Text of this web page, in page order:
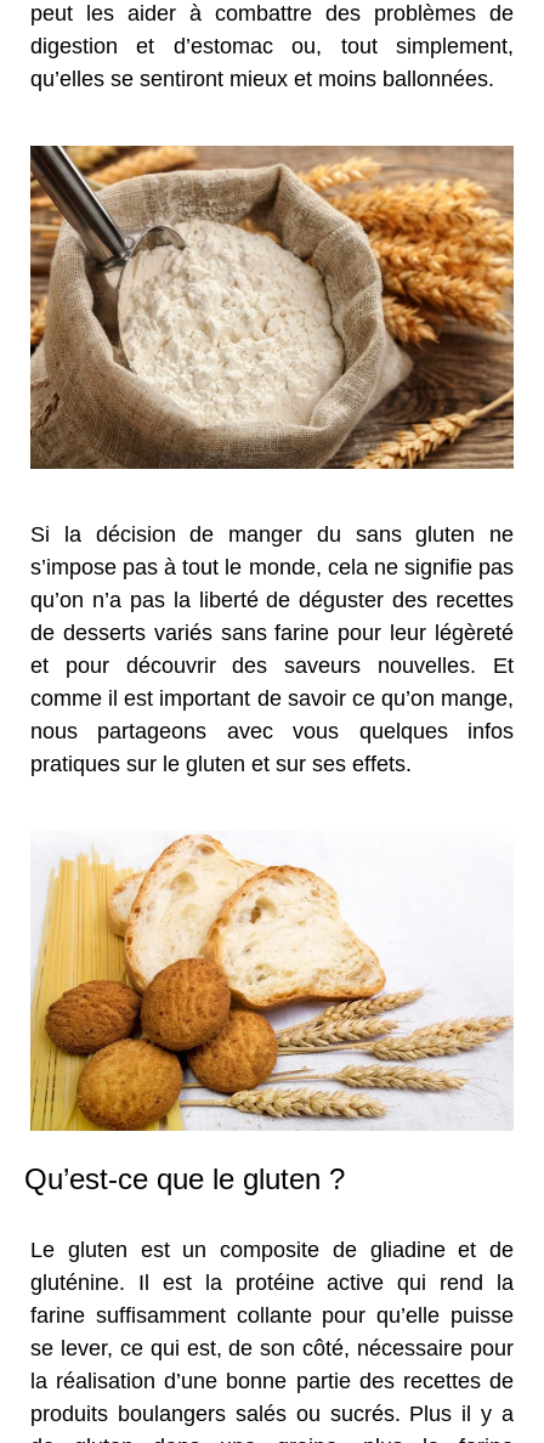
peut les aider à combattre des problèmes de
digestion et d’estomac ou, tout simplement,
qu’elles se sentiront mieux et moins ballonnées.
Si la décision de manger du sans gluten ne
s’impose pas à tout le monde, cela ne signifie pas
qu’on n’a pas la liberté de déguster des recettes
de desserts variés sans farine pour leur légèreté
et pour découvrir des saveurs nouvelles. Et
comme il est important de savoir ce qu’on mange,
nous partageons avec vous quelques infos
pratiques sur le gluten et sur ses effets.
Qu’est-ce que le gluten ?
Le gluten est un composite de gliadine et de
gluténine. Il est la protéine active qui rend la
farine suffisamment collante pour qu’elle puisse
se lever, ce qui est, de son côté, nécessaire pour
la réalisation d’une bonne partie des recettes de
produits boulangers salés ou sucrés. Plus il y a